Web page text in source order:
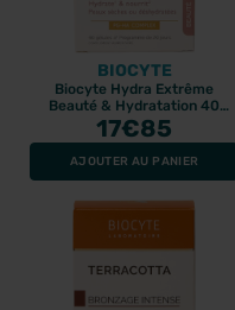
BIOCYTE
Biocyte Hydra Extrême
Beauté & Hydratation 40
gélules
17€85
AJOUTER AU PANIER